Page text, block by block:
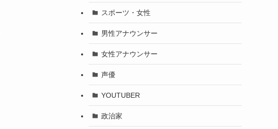
スポーツ・女性
男性アナウンサー
女性アナウンサー
声優
YOUTUBER
政治家